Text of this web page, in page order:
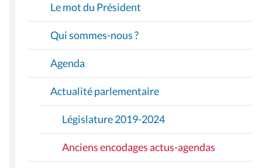
G
T
O
Le mot du Président
Qui sommes-nous ?
Agenda
Actualité parlementaire
Législature 2019-2024
Anciens encodages actus-agendas